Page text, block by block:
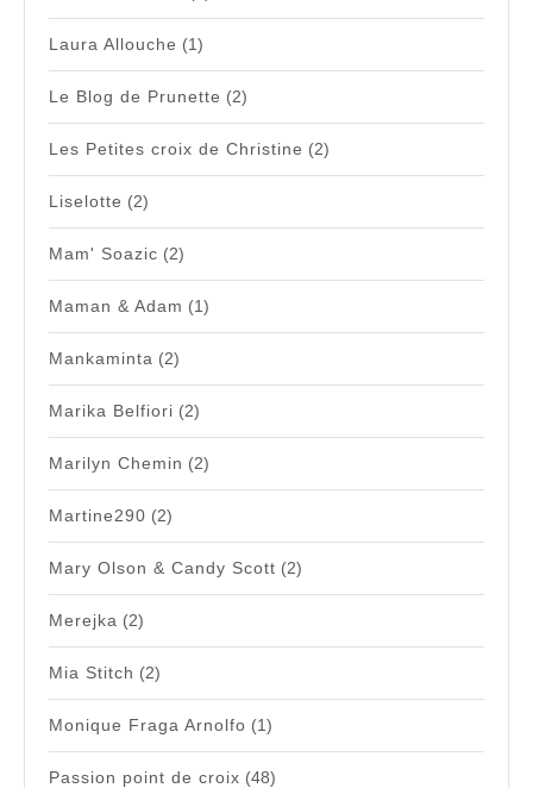
Laura Allouche (1)
Le Blog de Prunette (2)
Les Petites croix de Christine (2)
Liselotte (2)
Mam' Soazic (2)
Maman & Adam (1)
Mankaminta (2)
Marika Belfiori (2)
Marilyn Chemin (2)
Martine290 (2)
Mary Olson & Candy Scott (2)
Merejka (2)
Mia Stitch (2)
Monique Fraga Arnolfo (1)
Passion point de croix (48)